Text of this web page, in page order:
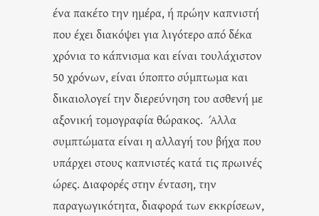
ένα πακέτο την ημέρα, ή πρώην καπνιστή
που έχει διακόψει για λιγότερο από δέκα
χρόνια το κάπνισμα και είναι τουλάχιστον
50 χρόνων, είναι ύποπτο σύμπτωμα και
δικαιολογεί την διερεύνηση του ασθενή με
αξονική τομογραφία θώρακος. Άλλα
συμπτώματα είναι η αλλαγή του βήχα που
υπάρχει στους καπνιστές κατά τις πρωινές
ώρες. Διαφορές στην ένταση, την
παραγωγικότητα, διαφορά των εκκρίσεων,